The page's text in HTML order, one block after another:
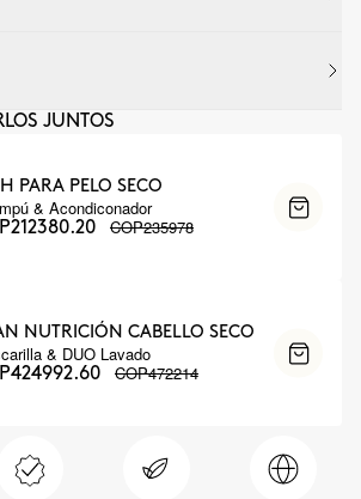
JUNTOS
PARA PELO SECO
& Acondiconador
COP235978
NUTRICIÓN CABELLO SECO
& DUO Lavado
COP472214